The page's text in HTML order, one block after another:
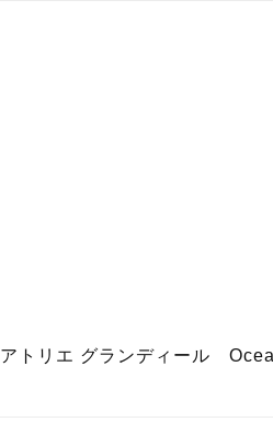
アトリエ グランディール